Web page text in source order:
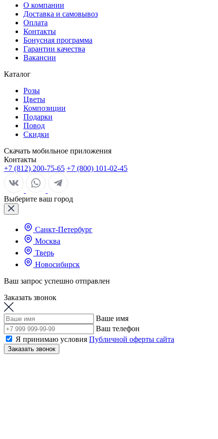
О компании
Доставка и самовывоз
Оплата
Контакты
Бонусная программа
Гарантии качества
Вакансии
Каталог
Розы
Цветы
Композиции
Подарки
Повод
Скидки
Скачать мобильное приложения
Контакты
+7 (812) 200-75-65 +7 (800) 101-02-45
Выберите ваш город
Санкт-Петербург
Москва
Тверь
Новосибирск
Ваш запрос успешно отправлен
Заказать звонок
Ваше имя
Ваш телефон
Я принимаю условия Публичной оферты сайта
Заказать звонок